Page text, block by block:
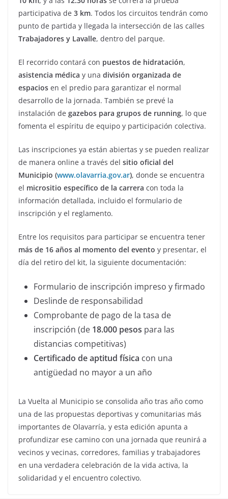
participativa de 3 km. Todos los circuitos tendrán como
punto de partida y llegada la intersección de las calles
Trabajadores y Lavalle, dentro del parque.
El recorrido contará con puestos de hidratación,
asistencia médica y una división organizada de
espacios en el predio para garantizar el normal
desarrollo de la jornada. También se prevé la
instalación de gazebos para grupos de running, lo que
fomenta el espíritu de equipo y participación colectiva.
Las inscripciones ya están abiertas y se pueden realizar
de manera online a través del sitio oficial del
Municipio (www.olavarria.gov.ar), donde se encuentra
el micrositio específico de la carrera con toda la
información detallada, incluido el formulario de
inscripción y el reglamento.
Entre los requisitos para participar se encuentra tener
más de 16 años al momento del evento y presentar, el
día del retiro del kit, la siguiente documentación:
Formulario de inscripción impreso y firmado
Deslinde de responsabilidad
Comprobante de pago de la tasa de
inscripción (de 18.000 pesos para las
distancias competitivas)
Certificado de aptitud física con una
antigüedad no mayor a un año
La Vuelta al Municipio se consolida año tras año como
una de las propuestas deportivas y comunitarias más
importantes de Olavarría, y esta edición apunta a
profundizar ese camino con una jornada que reunirá a
vecinos y vecinas, corredores, familias y trabajadores
en una verdadera celebración de la vida activa, la
solidaridad y el encuentro colectivo.